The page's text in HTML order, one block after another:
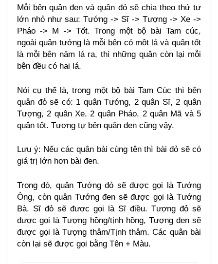
Mỗi bên quân đen và quân đỏ sẽ chia theo thứ tự
lớn nhỏ như sau: Tướng -> Sĩ -> Tượng -> Xe ->
Pháo -> M -> Tốt. Trong một bộ bài Tam cúc,
ngoài quân tướng là mỗi bên có một lá và quân tốt
là mỗi bên năm lá ra, thì những quân còn lại mỗi
bên đều có hai lá.
Nói cụ thể là, trong một bộ bài Tam Cúc thì bên
quân đỏ sẽ có: 1 quân Tướng, 2 quân Sĩ, 2 quân
Tượng, 2 quân Xe, 2 quân Pháo, 2 quân Mã và 5
quân tốt. Tương tự bên quân đen cũng vậy.
Lưu ý: Nếu các quân bài cùng tên thì bài đỏ sẽ có
giá trị lớn hơn bài đen.
Trong đó, quân Tướng đỏ sẽ được gọi là Tướng
Ông, còn quân Tướng đen sẽ được gọi là Tướng
Bà. Sĩ đỏ sẽ được gọi là Sĩ điều. Tượng đỏ sẽ
được gọi là Tượng hồng/tịnh hồng, Tượng đen sẽ
được gọi là Tượng thâm/Tịnh thâm. Các quân bài
còn lại sẽ được gọi bằng Tên + Màu.